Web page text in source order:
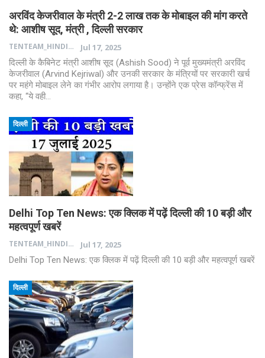
अरविंद केजरीवाल के मंत्री 2-2 लाख तक के मोबाइल की मांग करते
थे: आशीष सूद, मंत्री , दिल्ली सरकार
TENTEAM_HINDI
Jul 17, 2025
दिल्ली के कैबिनेट मंत्री आशीष सूद (Ashish Sood) ने पूर्व मुख्यमंत्री अरविंद
केजरीवाल (Arvind Kejriwal) और उनकी सरकार के मंत्रियों पर सरकारी खर्च
पर महंगे मोबाइल लेने का गंभीर आरोप लगाया है। उन्होंने एक प्रेस कॉन्फ्रेंस में
कहा, “ये वही…
दिल्ली
Delhi Top Ten News: एक क्लिक में पढ़ें दिल्ली की 10 बड़ी और
महत्वपूर्ण खबरें
TENTEAM_HINDI
Jul 17, 2025
Delhi Top Ten News: एक क्लिक में पढ़ें दिल्ली की 10 बड़ी और महत्वपूर्ण खबरें
दिल्ली